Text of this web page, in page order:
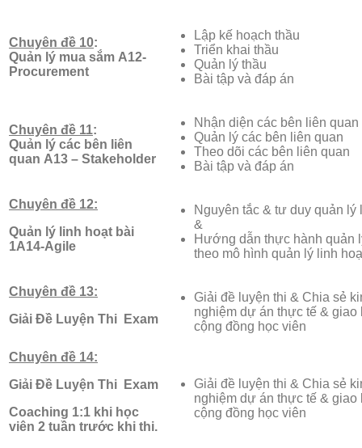
Chuyên đề 10:
Quản lý mua sắm A12-
Procurement
Lập kế hoạch thầu
Triển khai thầu
Quản lý thầu
Bài tập và đáp án
Chuyên đề 11:
Quản lý các bên liên
quan A13 – Stakeholder
Nhận diện các bên liên quan
Quản lý các bên liên quan
Theo dõi các bên liên quan
Bài tập và đáp án
Chuyên đề 12:
Quản lý linh hoạt bài
1A14-Agile
Nguyên tắc & tư duy quản lý
&
Hướng dẫn thực hành quản
theo mô hình quản lý linh
Chuyên đề 13:
Giải Đề Luyện Thi Exam
Giải đề luyện thi & Chia sẻ
nghiệm dự án thực tế &
cộng đồng học viên
Chuyên đề 14:
Giải Đề Luyện Thi Exam
Coaching 1:1 khi học
viên 2 tuần trước khi thi.
Giải đề luyện thi & Chia sẻ
nghiệm dự án thực tế &
cộng đồng học viên